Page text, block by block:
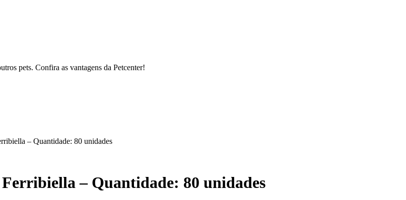
pets. Confira as vantagens da Petcenter!
– Quantidade: 80 unidades
– Quantidade: 80 unidades